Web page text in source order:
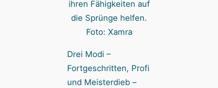
ihren Fähigkeiten auf
die Sprünge helfen.
Foto: Xamra
Drei Modi –
Fortgeschritten, Profi
und Meisterdieb –